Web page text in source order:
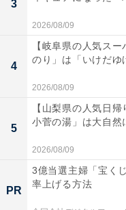
「DEAN &
トバッグ ブラック
3
2026/08/09
4
【岐阜県の人気ス
のり」は「いけだ
2026/08/09
5
【山梨県の人気日
小菅の湯」は大自
2026/08/09
PR
3億当選主婦「宝く
率上げる方法